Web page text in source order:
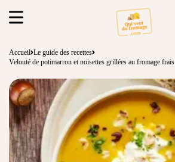
Accueil Le guide des recettes
Velouté de potimarron et noisettes grillées au fromage frais